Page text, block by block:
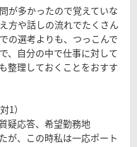
が多かったので覚えていな
方や話しの流れでたくさん
の選考よりも、つっこんで
、自分の中で仕事に対して
整理しておくことをおすす
1）
疑応答、希望勤務地
が、この時私は一応ポート